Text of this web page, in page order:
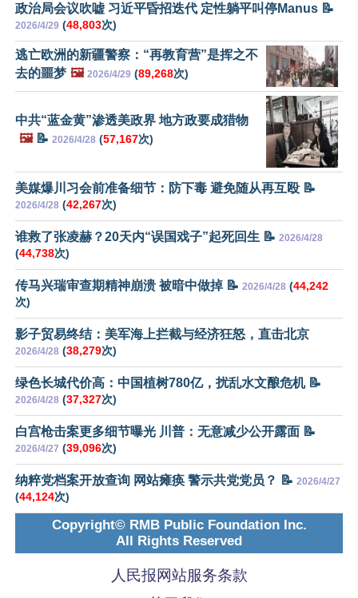
政治局会议吹嘘 习近平昏招迭代 定性躺平叫停Manus 📝
2026/4/29 (48,803次)
逃亡欧洲的新疆警察：“再教育营”是挥之不
去的噩梦 🖼️ 2026/4/29 (89,268次)
中共“蓝金黄”渗透美政界 地方政要成猎物
🖼️📝 2026/4/28 (57,167次)
美媒爆川习会前准备细节：防下毒 避免随从再互殴 📝
2026/4/28 (42,267次)
谁救了张凌赫？20天内“误国戏子”起死回生 📝 2026/4/28
(44,738次)
传马兴瑞审查期精神崩溃 被暗中做掉 📝 2026/4/28 (44,242
次)
影子贸易终结：美军海上拦截与经济狂怒，直击北京
2026/4/28 (38,279次)
绿色长城代价高：中国植树780亿，扰乱水文酿危机 📝
2026/4/28 (37,327次)
白宫枪击案更多细节曝光 川普：无意减少公开露面 📝
2026/4/27 (39,096次)
纳粹党档案开放查询 网站瘫痪 警示共党党员？ 📝 2026/4/27
(44,124次)
Copyright© RMB Public Foundation Inc.
All Rights Reserved
人民报网站服务条款